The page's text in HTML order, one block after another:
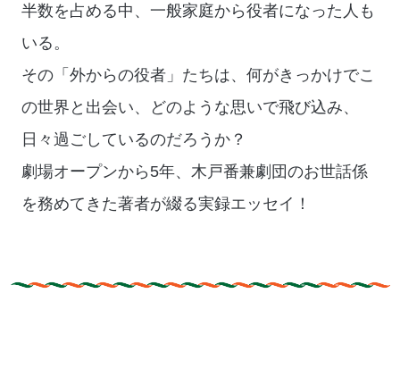
半数を占める中、一般家庭から役者になった人も
いる。
その「外からの役者」たちは、何がきっかけでこ
の世界と出会い、どのような思いで飛び込み、
日々過ごしているのだろうか？
劇場オープンから5年、木戸番兼劇団のお世話係
を務めてきた著者が綴る実録エッセイ！